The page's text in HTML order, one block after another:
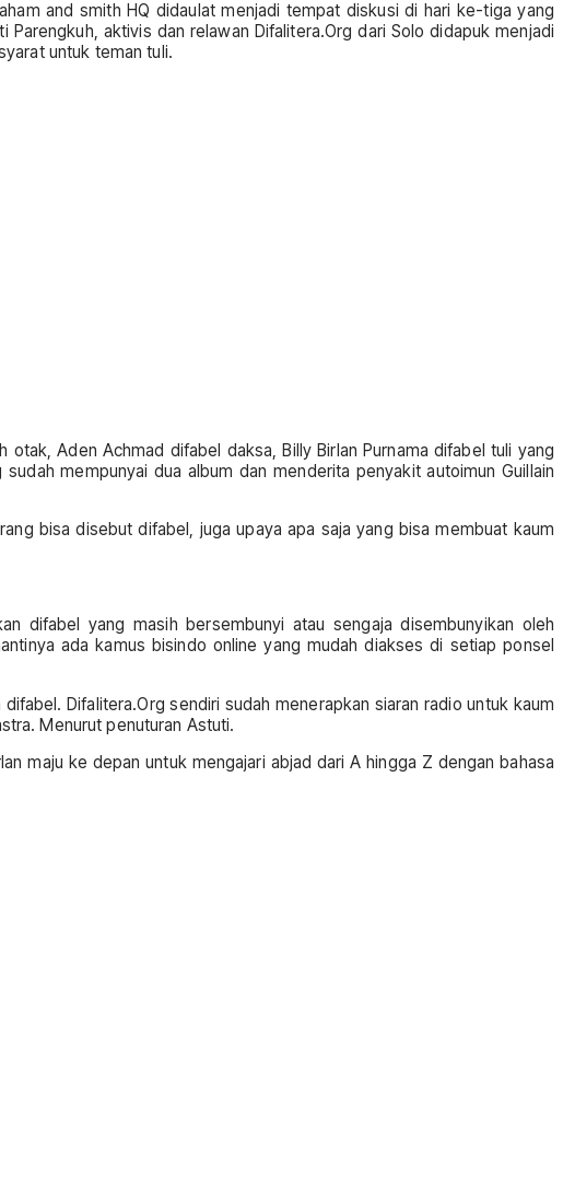
and smith HQ didaulat menjadi tempat diskusi di hari ke-tiga yang
aktivis dan relawan Difalitera.Org dari Solo didapuk menjadi
untuk teman tuli.
Aden Achmad difabel daksa, Billy Birlan Purnama difabel tuli yang
mempunyai dua album dan menderita penyakit autoimun Guillain
bisa disebut difabel, juga upaya apa saja yang bisa membuat kaum
difabel yang masih bersembunyi atau sengaja disembunyikan oleh
ada kamus bisindo online yang mudah diakses di setiap ponsel
Difalitera.Org sendiri sudah menerapkan siaran radio untuk kaum
Menurut penuturan Astuti.
maju ke depan untuk mengajari abjad dari A hingga Z dengan bahasa